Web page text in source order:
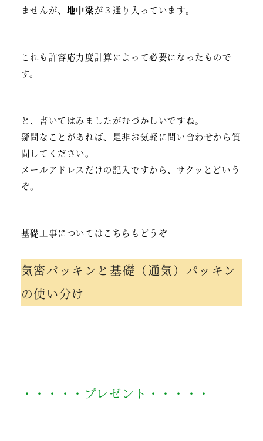
ませんが、 地中梁が３通り入っています。
これも許容応力度計算によって必要になったもので
す。
と、書いてはみましたがむづかしいですね。
疑問なことがあれば、是非お気軽に問い合わせから質
問してください。
メールアドレスだけの記入ですから、サクッとどいう
ぞ。
基礎工事についてはこちらもどうぞ
気密パッキンと基礎（通気）パッキン
の使い分け
・・・・・プレゼント・・・・・